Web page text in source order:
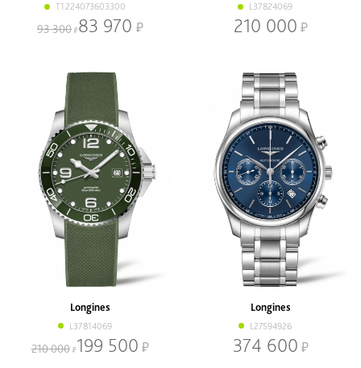
T1224073603300
93 300 83 970
L37824069
210 000
Longines
L37814069
210 000 199 500
Longines
L27594926
374 600